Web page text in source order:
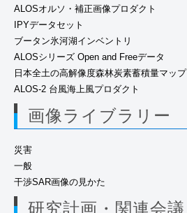
ALOSオルソ・補正画像プロダクト
IPYデータセット
ブータン氷河湖インベントリ
ALOSシリーズ Open and Freeデータ
日本全土の高解像度森林炭素蓄積量マップ
ALOS-2 台風海上風プロダクト
画像ライブラリー
災害
一般
干渉SAR画像の見かた
研究計画・関連会議